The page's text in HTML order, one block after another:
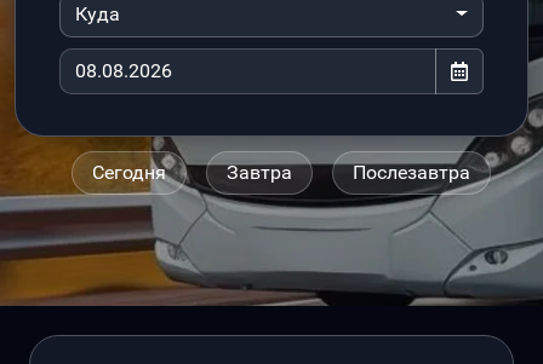
Куда
Сегодня Завтра Послезавтра